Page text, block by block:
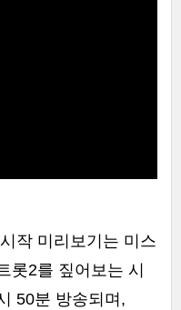
작 미리보기는 미스
롯2를 짚어보는 시
50분 방송되며,